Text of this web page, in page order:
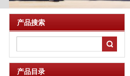
产品搜索
产品目录